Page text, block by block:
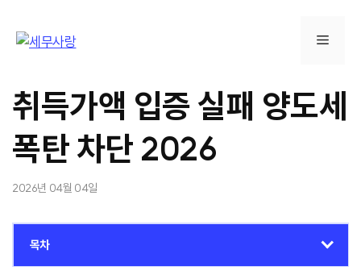
메
뉴
취득가액 입증 실패 양도세
폭탄 차단 2026
2026년 04월 04일
목차